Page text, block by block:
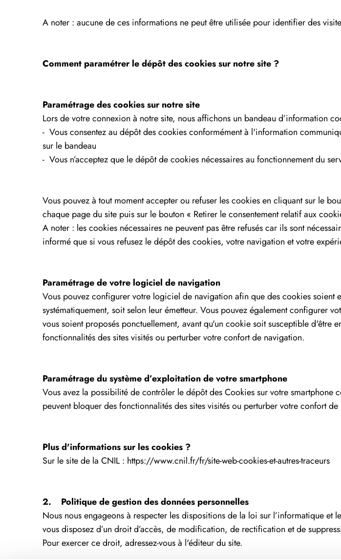
A noter : aucune de ces informations ne peut être utilisée pour identifier des
Comment paramétrer le dépôt des cookies sur notre site ?
Paramétrage des cookies sur notre site
Lors de votre connexion à notre site, nous affichons un bandeau d’information
- Vous consentez au dépôt des cookies conformément à l'information
sur le bandeau
- Vous n’acceptez que le dépôt de cookies nécessaires au fonctionnement du
Vous pouvez à tout moment accepter ou refuser les cookies en cliquant sur le
chaque page du site puis sur le bouton « Retirer le consentement relatif aux
A noter : les cookies nécessaires ne peuvent pas être refusés car ils sont
informé que si vous refusez le dépôt des cookies, votre navigation et votre
Paramétrage de votre logiciel de navigation
Vous pouvez configurer votre logiciel de navigation afin que des cookies
systématiquement, soit selon leur émetteur. Vous pouvez également configurer
vous soient proposés ponctuellement, avant qu'un cookie soit susceptible d'être
fonctionnalités des sites visités ou perturber votre confort de navigation.
Paramétrage du système d’exploitation de votre smartphone
Vous avez la possibilité de contrôler le dépôt des Cookies sur votre smartphone
peuvent bloquer des fonctionnalités des sites visités ou perturber votre confort
Plus d'informations sur les cookies ?
Sur le site de la CNIL : https://www.cnil.fr/fr/site-web-cookies-et-autres-traceurs
2. Politique de gestion des données personnelles
Nous nous engageons à respecter les dispositions de la loi sur l’informatique et
vous disposez d’un droit d’accès, de modification, de rectification et de
Pour exercer ce droit, adressez-vous à l'éditeur du site.